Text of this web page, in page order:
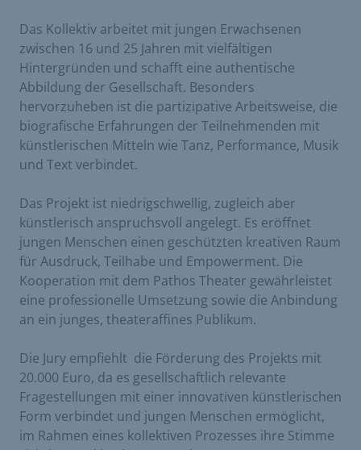
Das Kollektiv arbeitet mit jungen Erwachsenen
zwischen 16 und 25 Jahren mit vielfältigen
Hintergründen und schafft eine authentische
Abbildung der Gesellschaft. Besonders
hervorzuheben ist die partizipative Arbeitsweise, die
biografische Erfahrungen der Teilnehmenden mit
künstlerischen Mitteln wie Tanz, Performance, Musik
und Text verbindet.
Das Projekt ist niedrigschwellig, zugleich aber
künstlerisch anspruchsvoll angelegt. Es eröffnet
jungen Menschen einen geschützten kreativen Raum
für Ausdruck, Teilhabe und Empowerment. Die
Kooperation mit dem Pathos Theater gewährleistet
eine professionelle Umsetzung sowie die Anbindung
an ein junges, theateraffines Publikum.
Die Jury empfiehlt die Förderung des Projekts mit
20.000 Euro, da es gesellschaftlich relevante
Fragestellungen mit einer innovativen künstlerischen
Form verbindet und jungen Menschen ermöglicht,
im Rahmen eines kollektiven Prozesses ihre Stimme